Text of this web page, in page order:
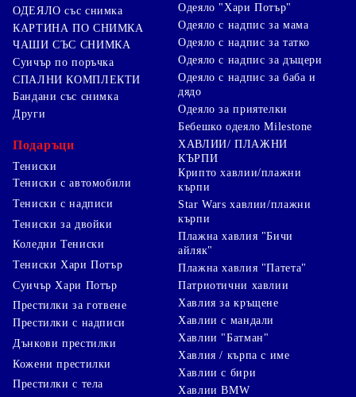
ОДЕЯЛО със снимка
КАРТИНА ПО СНИМКА
ЧАШИ СЪС СНИМКА
Суичър по поръчка
СПАЛНИ КОМПЛЕКТИ
Бандани със снимка
Други
Подаръци
Тениски
Тениски с автомобили
Тениски с надписи
Тениски за двойки
Коледни Тениски
Тениски Хари Потър
Суичър Хари Потър
Престилки за готвене
Престилки с надписи
Дънкови престилки
Кожени престилки
Престилки с тела
Одеяло "Хари Потър"
Одеяло с надпис за мама
Одеяло с надпис за татко
Одеяло с надпис за дъщери
Одеяло с надпис за баба и
дядо
Одеяло за приятелки
Бебешко одеяло Milestone
ХАВЛИИ/ ПЛАЖНИ
КЪРПИ
Крипто хавлии/плажни
кърпи
Star Wars хавлии/плажни
кърпи
Плажна хавлия "Бичи
айляк"
Плажна хавлия "Патета"
Патриотични хавлии
Хавлия за кръщене
Хавлии с мандали
Хавлии "Батман"
Хавлия / кърпа с име
Хавлии с бири
Хавлии BMW